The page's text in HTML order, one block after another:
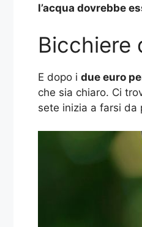
l’acqua dovrebbe
Bicchiere
E dopo i due euro
che sia chiaro. Ci
sete inizia a farsi da